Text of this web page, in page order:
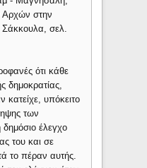
Αρχών στην
Σάκκουλα, σελ.
ότι κάθε
δημοκρατίας,
κατείχε, υπόκειτο
των
έλεγχο
του και σε
το πέραν αυτής.